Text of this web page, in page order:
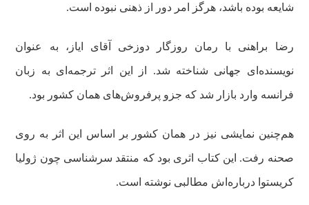
شایعه بوده باشد، هرگز امر دور از ذهنی نبوده است.
رضا براهنی با رمان روزگار دوزخی آقای ایاز، به عنوان
نویسنده‌ای جهانی شناخته شد. از این اثر ترجمه‌ای به زبان
فرانسه وارد بازار شد که جزو پرفروش‌های همان کشور بود.
هم‌چنین نمایشی نیز در همان کشور بر اساس این اثر به روی
صحنه رفت. این کتاب اثری بود که منتقد سرشناسی چون ژولیا
کریستوا درباره‌اش مطالبی نوشته است.